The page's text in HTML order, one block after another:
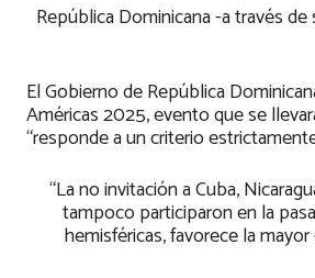
República Dominicana -a través
El Gobierno de República
Américas 2025, evento que se
“responde a un criterio
“La no invitación a Cuba,
tampoco participaron en la
hemisféricas, favorece la